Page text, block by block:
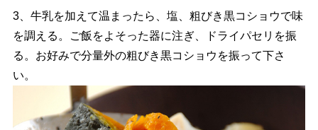
3、牛乳を加えて温まったら、塩、粗びき黒コショウで味
を調える。ご飯をよそった器に注ぎ、ドライパセリを振
る。お好みで分量外の粗びき黒コショウを振って下さ
い。